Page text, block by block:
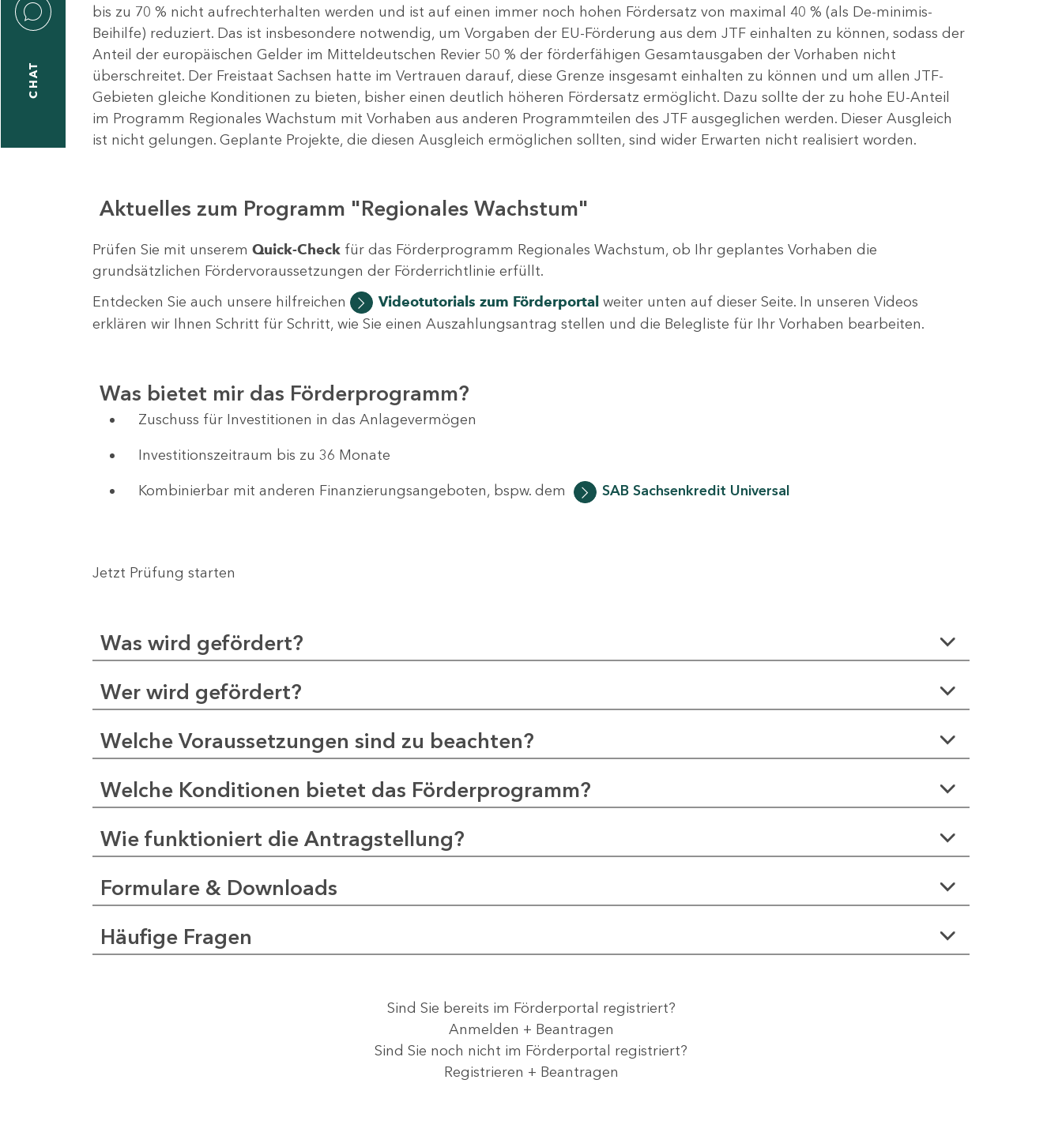
CHAT
bis zu 70 % nicht aufrechterhalten werden und ist auf einen immer noch hohen Fördersatz von maximal 40 % (als De-minimis-
Beihilfe) reduziert. Das ist insbesondere notwendig, um Vorgaben der EU-Förderung aus dem JTF einhalten zu können, sodass der
Anteil der europäischen Gelder im Mitteldeutschen Revier 50 % der förderfähigen Gesamtausgaben der Vorhaben nicht
überschreitet. Der Freistaat Sachsen hatte im Vertrauen darauf, diese Grenze insgesamt einhalten zu können und um allen JTF-
Gebieten gleiche Konditionen zu bieten, bisher einen deutlich höheren Fördersatz ermöglicht. Dazu sollte der zu hohe EU-Anteil
im Programm Regionales Wachstum mit Vorhaben aus anderen Programmteilen des JTF ausgeglichen werden. Dieser Ausgleich
ist nicht gelungen. Geplante Projekte, die diesen Ausgleich ermöglichen sollten, sind wider Erwarten nicht realisiert worden.
Aktuelles zum Programm "Regionales Wachstum"
Prüfen Sie mit unserem Quick-Check für das Förderprogramm Regionales Wachstum, ob Ihr geplantes Vorhaben die
grundsätzlichen Fördervoraussetzungen der Förderrichtlinie erfüllt.
Entdecken Sie auch unsere hilfreichen
Videotutorials zum Förderportalweiter unten auf dieser Seite. In unseren Videos
erklären wir Ihnen Schritt für Schritt, wie Sie einen Auszahlungsantrag stellen und die Belegliste für Ihr Vorhaben bearbeiten.
Was bietet mir das Förderprogramm?
Zuschuss für Investitionen in das Anlagevermögen
Investitionszeitraum bis zu 36 Monate
Kombinierbar mit anderen Finanzierungsangeboten, bspw. dem SAB Sachsenkredit Universal
Jetzt Prüfung starten
Was wird gefördert?
Wer wird gefördert?
Welche Voraussetzungen sind zu beachten?
Welche Konditionen bietet das Förderprogramm?
Wie funktioniert die Antragstellung?
Formulare & Downloads
Häufige Fragen
Sind Sie bereits im Förderportal registriert?
Anmelden + Beantragen
Sind Sie noch nicht im Förderportal registriert?
Registrieren + Beantragen